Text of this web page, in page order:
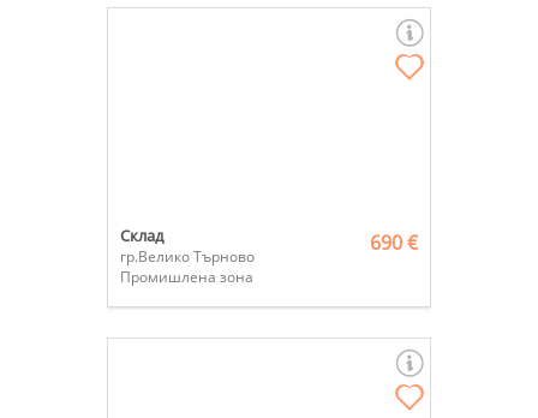
Склад
гр.Велико Търново
Промишлена зона
690 €